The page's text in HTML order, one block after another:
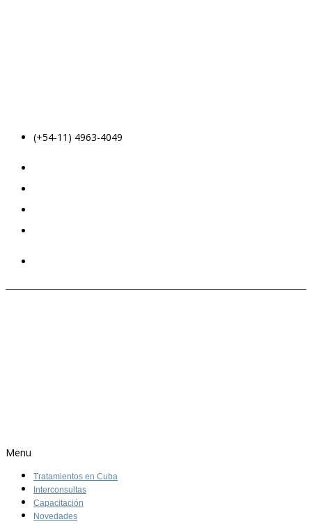
(+54-11) 4963-4049
Menu
Tratamientos en Cuba
Interconsultas
Capacitación
Novedades